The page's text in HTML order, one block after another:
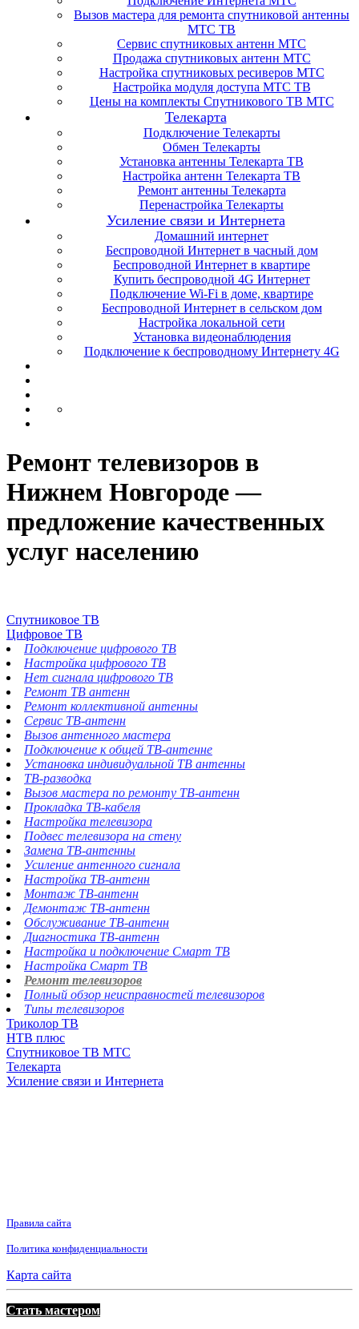
Вызов мастера для ремонта спутниковой антенны
МТС ТВ
Сервис спутниковых антенн МТС
Продажа спутниковых антенн МТС
Настройка спутниковых ресиверов МТС
Настройка модуля доступа МТС ТВ
Цены на комплекты Спутникового ТВ МТС
Телекарта
Подключение Телекарты
Обмен Телекарты
Установка антенны Телекарта ТВ
Настройка антенн Телекарта ТВ
Ремонт антенны Телекарта
Перенастройка Телекарты
Усиление связи и Интернета
Домашний интернет
Беспроводной Интернет в часный дом
Беспроводной Интернет в квартире
Купить беспроводной 4G Интернет
Подключение Wi-Fi в доме, квартире
Беспроводной Интернет в сельском дом
Настройка локальной сети
Установка видеонаблюдения
Подключение к беспроводному Интернету 4G
Ремонт телевизоров в
Нижнем Новгороде —
предложение качественных
услуг населению
Спутниковое ТВ
Цифровое ТВ
Подключение цифрового ТВ
Настройка цифрового ТВ
Нет сигнала цифрового ТВ
Ремонт ТВ антенн
Ремонт коллективной антенны
Сервис ТВ-антенн
Вызов антенного мастера
Подключение к общей ТВ-антенне
Установка индивидуальной ТВ антенны
ТВ-разводка
Вызов мастера по ремонту ТВ-антенн
Прокладка ТВ-кабеля
Настройка телевизора
Подвес телевизора на стену
Замена ТВ-антенны
Усиление антенного сигнала
Настройка ТВ-антенн
Монтаж ТВ-антенн
Демонтаж ТВ-антенн
Обслуживание ТВ-антенн
Диагностика ТВ-антенн
Настройка и подключение Смарт ТВ
Настройка Смарт ТВ
Ремонт телевизоров
Полный обзор неисправностей телевизоров
Типы телевизоров
Триколор ТВ
НТВ плюс
Спутниковое ТВ МТС
Телекарта
Усиление связи и Интернета
Правила сайта
Политика конфиденциальности
Карта сайта
Стать мастером